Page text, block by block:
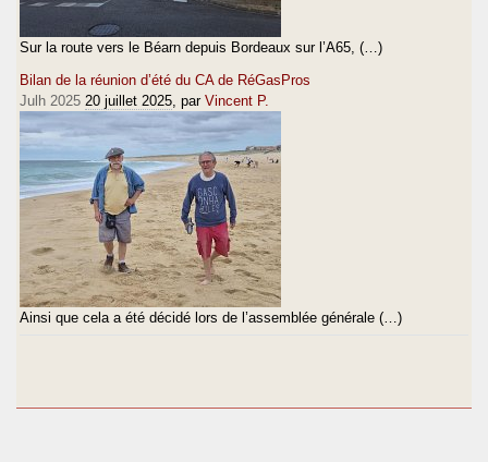
Sur la route vers le Béarn depuis Bordeaux sur l’A65, (…)
Bilan de la réunion d’été du CA de RéGasPros
Julh 2025 20 juillet 2025 , par Vincent P.
Ainsi que cela a été décidé lors de l’assemblée générale (…)